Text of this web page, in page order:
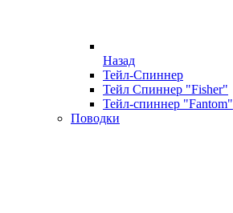
Назад
Тейл-Спиннер
Тейл Спиннер "Fisher"
Тейл-спиннер "Fantom"
Поводки